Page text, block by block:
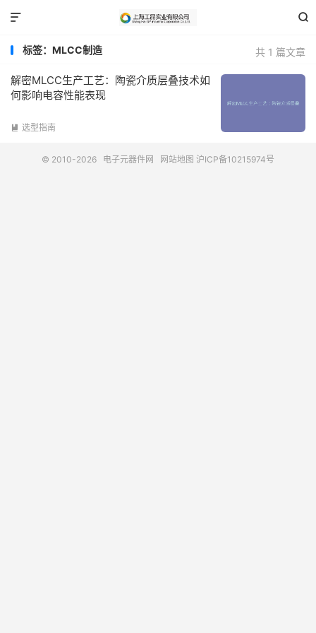


共 1 篇文章
标签：MLCC制造
解密MLCC生产工艺：陶瓷介质层叠技术如
何影响电容性能表现
 选型指南
© 2010-2026 电子元器件网 网站地图 沪ICP备10215974号